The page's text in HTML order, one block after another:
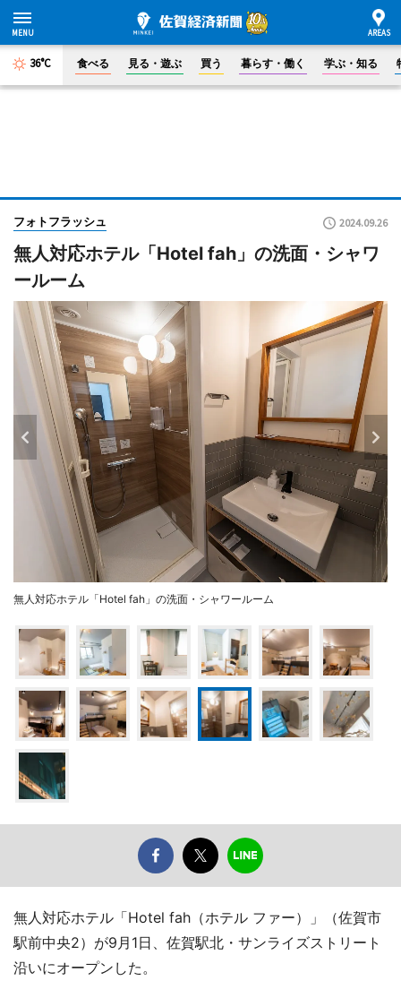
36°C 食べる 見る・遊ぶ 買う 暮らす・働く 学ぶ・知る
フォトフラッシュ 2024.09.26
無人対応ホテル「Hotel fah」の洗面・シャワ
ールーム
無人対応ホテル「Hotel fah」の洗面・シャワールーム
無人対応ホテル「Hotel fah（ホテル ファー）」（佐賀市
駅前中央2）が9月1日、佐賀駅北・サンライズストリート
沿いにオープンした。